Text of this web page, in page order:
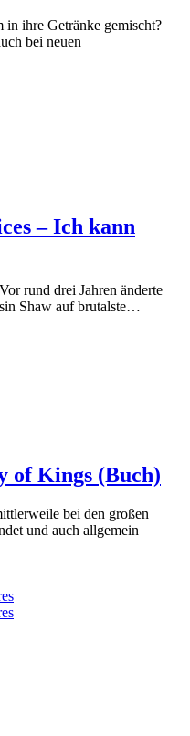
in ihre Getränke gemischt?
bei neuen
– Ich kann
rund drei Jahren änderte
Shaw auf brutalste…
of Kings (Buch)
bei den großen
und auch allgemein